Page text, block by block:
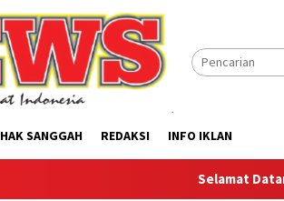
HAK SANGGAH REDAKSI INFO IKLAN
Selamat Datang Di